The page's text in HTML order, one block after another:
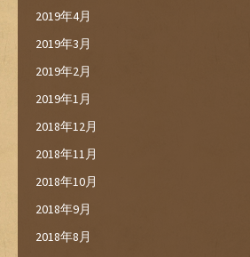
2019年4月
2019年3月
2019年2月
2019年1月
2018年12月
2018年11月
2018年10月
2018年9月
2018年8月